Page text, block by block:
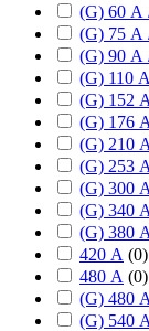
(G) 60 А
(G) 75 А
(G) 90 А
(G) 110
(G) 152
(G) 176
(G) 210
(G) 253
(G) 300
(G) 340
(G) 380
420 А (0)
480 А (0)
(G) 480
(G) 540